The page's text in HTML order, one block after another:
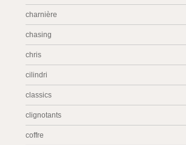
charnière
chasing
chris
cilindri
classics
clignotants
coffre